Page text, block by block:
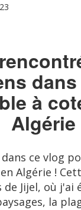
à
Algérie
ce vlog
Algérie !
Jijel, où j'ai
la